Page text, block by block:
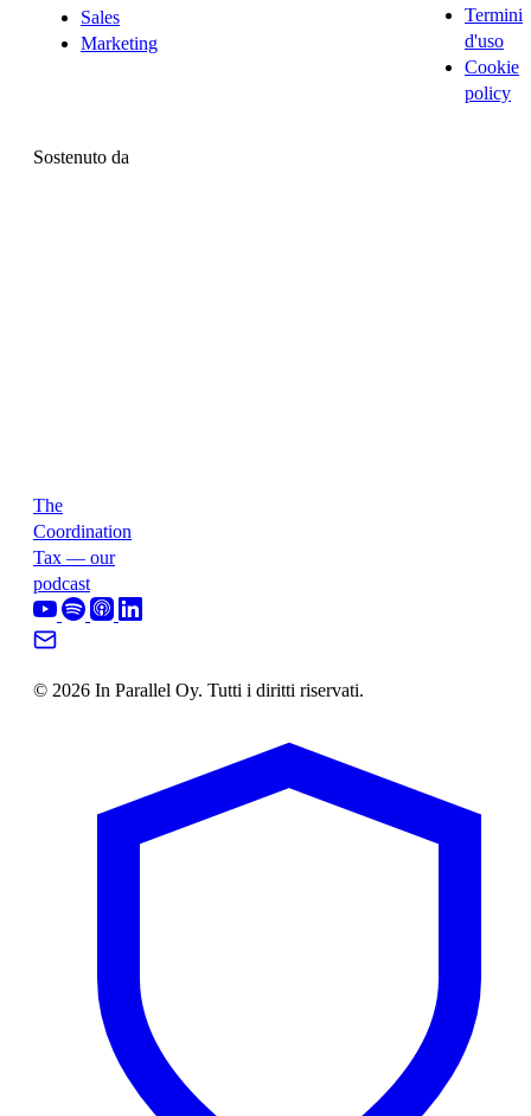
Sales
Marketing
Termini
d'uso
Cookie
policy
Sostenuto da
The
Coordination
Tax — our
podcast
© 2026 In Parallel Oy. Tutti i diritti riservati.